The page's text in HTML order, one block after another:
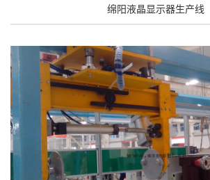
绵阳液晶显示器生产线